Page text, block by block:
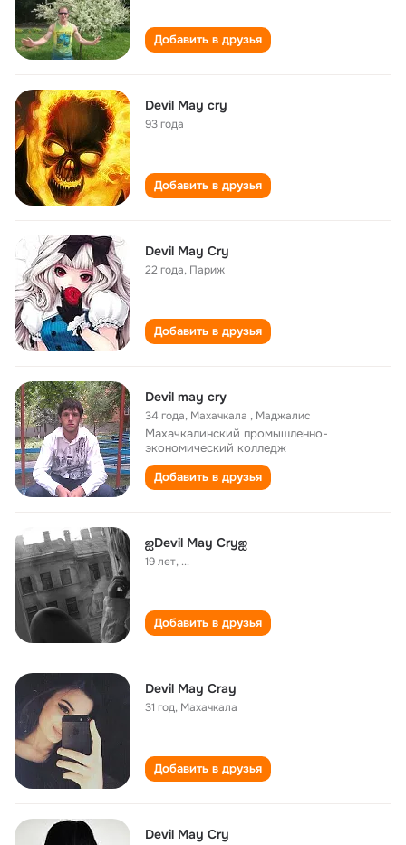
Добавить в друзья
Devil May cry
93 года
Добавить в друзья
Devil May Cry
22 года, Париж
Добавить в друзья
Devil mаy crу
34 года, Махачкала , Маджалис
Махачкалинский промышленно-
экономический колледж
Добавить в друзья
ஐDevil May Cryஐ
19 лет, ...
Добавить в друзья
Devil May Cray
31 год, Махачкала
Добавить в друзья
Devil May Cry